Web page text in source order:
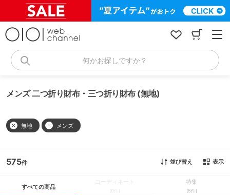
何かお探しですか？
メンズ 二つ折り財布・三つ折り財布 (無地)
無地 メンズ
575 並び替え 表示
すべての商品
(0件)
特集
(5件)